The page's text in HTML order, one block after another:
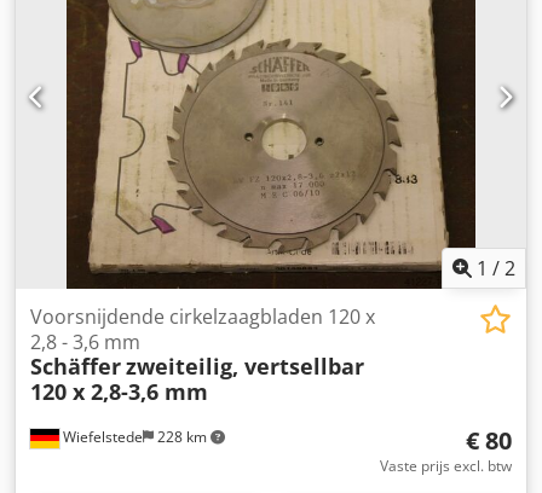
Azke Ab Asa -Toevoeropening: 200 x 200 mm -
Inlaatopening: 200 x 200 mm -Totale afmetingen:
1120/300/H300 mm -Gewicht: 117 kg
1 /2
Wiefelstede 228 km
Voorsnijdende cirkelzaagbladen 120 x
2,8 - 3,6 mm
Schäfferzweiteilig, vertsellbar
120 x 2,8-3,6 mm
€ 80
Vaste prijs excl. btw